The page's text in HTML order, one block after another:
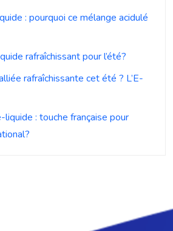
: pourquoi ce mélange acidulé
rafraîchissant pour l’été?
rafraîchissante cet été ? L’E-
liquide : touche française pour